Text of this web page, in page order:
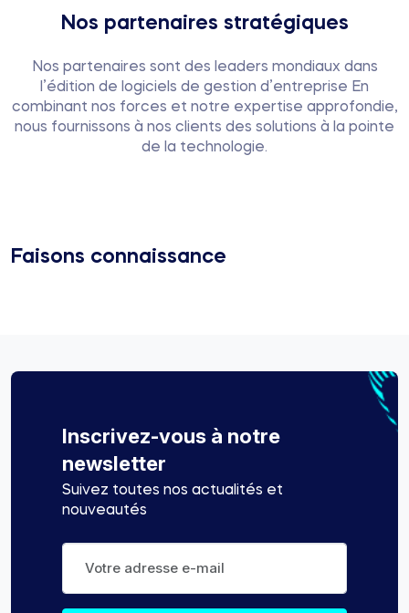
Nos partenaires stratégiques
Nos partenaires sont des leaders mondiaux dans
l’édition de logiciels de gestion d’entreprise En
combinant nos forces et notre expertise approfondie,
nous fournissons à nos clients des solutions à la pointe
de la technologie.
Faisons connaissance
Inscrivez-vous à notre
newsletter
Suivez toutes nos actualités et
nouveautés